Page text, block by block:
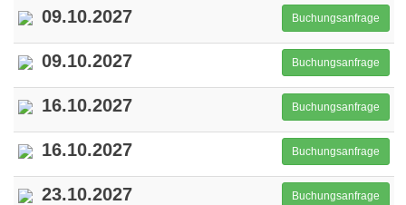
09.10.2027 Buchungsanfrage
09.10.2027 Buchungsanfrage
16.10.2027 Buchungsanfrage
16.10.2027 Buchungsanfrage
23.10.2027 Buchungsanfrage